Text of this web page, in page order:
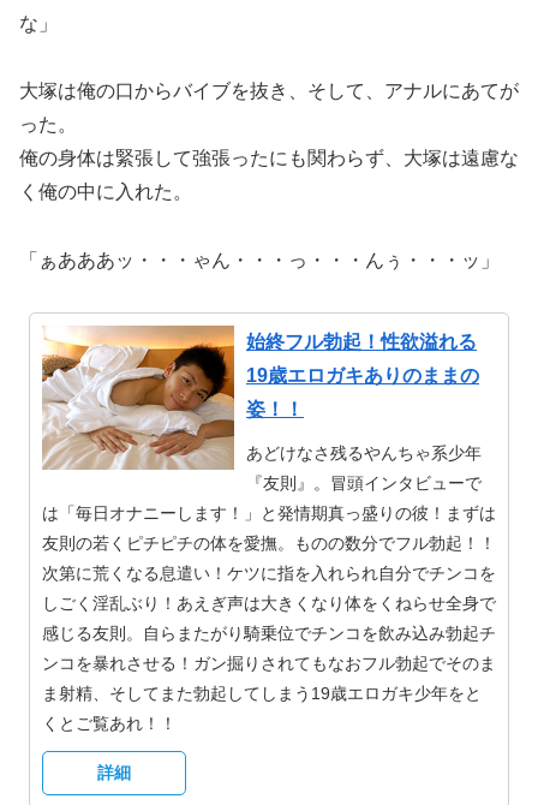
な」
大塚は俺の口からバイブを抜き、そして、アナルにあてが
った。
俺の身体は緊張して強張ったにも関わらず、大塚は遠慮な
く俺の中に入れた。
「ぁあああッ・・・ゃん・・・っ・・・んぅ・・・ッ」
始終フル勃起！性欲溢れる
19歳エロガキありのままの
姿！！
あどけなさ残るやんちゃ系少年
『友則』。冒頭インタビューで
は「毎日オナニーします！」と発情期真っ盛りの彼！まずは
友則の若くピチピチの体を愛撫。ものの数分でフル勃起！！
次第に荒くなる息遣い！ケツに指を入れられ自分でチンコを
しごく淫乱ぶり！あえぎ声は大きくなり体をくねらせ全身で
感じる友則。自らまたがり騎乗位でチンコを飲み込み勃起チ
ンコを暴れさせる！ガン掘りされてもなおフル勃起でそのま
ま射精、そしてまた勃起してしまう19歳エロガキ少年をと
くとご覧あれ！！
詳細